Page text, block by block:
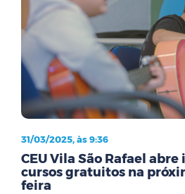
31/03/2025, às 9:36
CEU Vila São Rafael
cursos gratuitos na
feira